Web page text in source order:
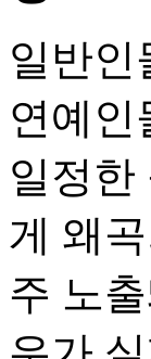
일반인
연예인
일정한
게 왜
주 노